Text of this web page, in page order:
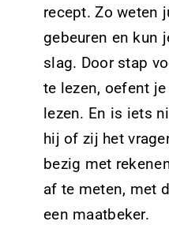
recept. Zo weten
gebeuren en kun
slag. Door stap
te lezen, oefent
lezen. En is iets
hij of zij het
bezig met
af te meten, met
een maatbeker.